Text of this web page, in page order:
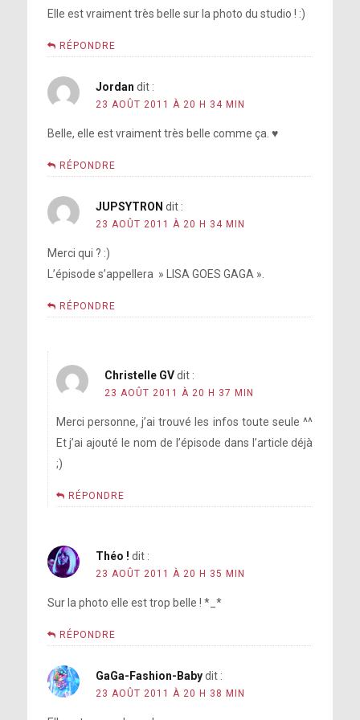
Elle est vraiment très belle sur la photo du studio ! :)
RÉPONDRE
Jordan dit :
23 AOÛT 2011 À 20 H 34 MIN
Belle, elle est vraiment très belle comme ça. ♥
RÉPONDRE
JUPSYTRON dit :
23 AOÛT 2011 À 20 H 34 MIN
Merci qui ? :)
L’épisode s’appellera » LISA GOES GAGA ».
RÉPONDRE
Christelle GV dit :
23 AOÛT 2011 À 20 H 37 MIN
Merci personne, j’ai trouvé les infos toute seule ^^
Et j’ai ajouté le nom de l’épisode dans l’article déjà
;)
RÉPONDRE
Théo ! dit :
23 AOÛT 2011 À 20 H 35 MIN
Sur la photo elle est trop belle ! *_*
RÉPONDRE
GaGa-Fashion-Baby dit :
23 AOÛT 2011 À 20 H 38 MIN